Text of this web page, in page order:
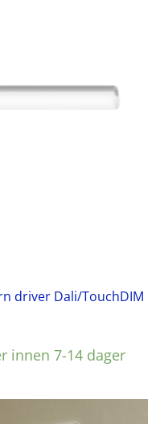
driver Dali/TouchDIM
innen 7-14 dager